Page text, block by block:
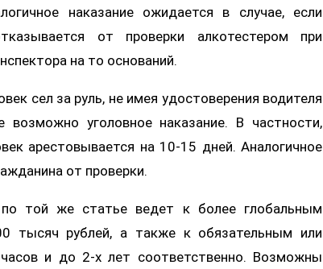
наказание ожидается в случае, если
от проверки алкотестером при
на то оснований.
сел за руль, не имея удостоверения водителя
уголовное наказание. В частности,
арестовывается на 10-15 дней. Аналогичное
от проверки.
той же статье ведет к более глобальным
тысяч рублей, а также к обязательным или
и до 2-х лет соответственно. Возможны